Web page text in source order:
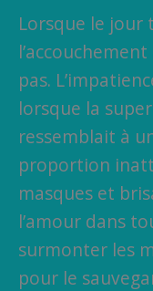
Lorsque le
pas.
lorsque la
ressemblait à
proportion
masques et
l’amour dans
surmonter les
pour le